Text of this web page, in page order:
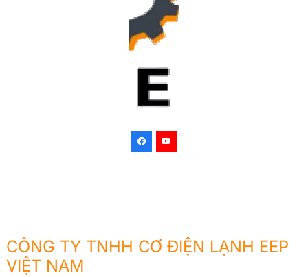
CÔNG TY TNHH CƠ ĐIỆN LẠNH EEP
VIỆT NAM